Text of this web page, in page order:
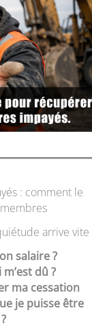
: comment le
arrive vite
salaire ?
dû ?
ma cessation
je puisse être